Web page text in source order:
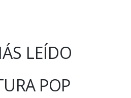
LEÍDO
POP